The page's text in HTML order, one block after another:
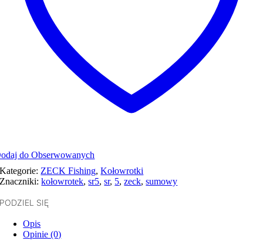
do Obserwowanych
Kategorie: ZECK Fishing,Kołowrotki
Znaczniki:kołowrotek,sr5,sr, 5,zeck,sumowy
PODZIEL SIĘ
Opis
Opinie (0)